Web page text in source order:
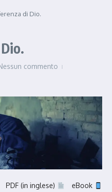
di Dio.
commento
PDF (in inglese) eBook